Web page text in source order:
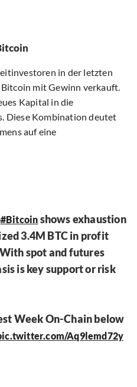
in der letzten
mit Gewinn verkauft.
Kapital in die
Diese Kombination deutet
auf eine
#Bitcoin shows exhaustion
3.4M BTC in profit
spot and futures
is key support or risk
Week On-Chain below
Aq9lemd72y